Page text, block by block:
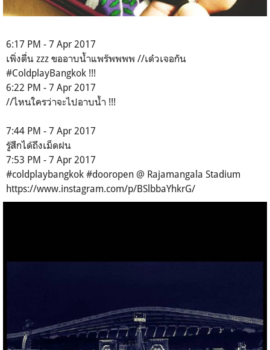
6:17 PM - 7 Apr 2017
เพิ่งตื่น zzz ขออาบน้ำแพร๊พพพพ //เด๋วเจอกัน
#ColdplayBangkok !!!
6:22 PM - 7 Apr 2017
//ไหนใครว่าจะไปอาบน้ำ !!!
7:44 PM - 7 Apr 2017
รู้สึกได้ถึงเม็ดฝน
7:53 PM - 7 Apr 2017
#coldplaybangkok #dooropen @ Rajamangala Stadium
https://www.instagram.com/p/BSlbbaYhkrG/